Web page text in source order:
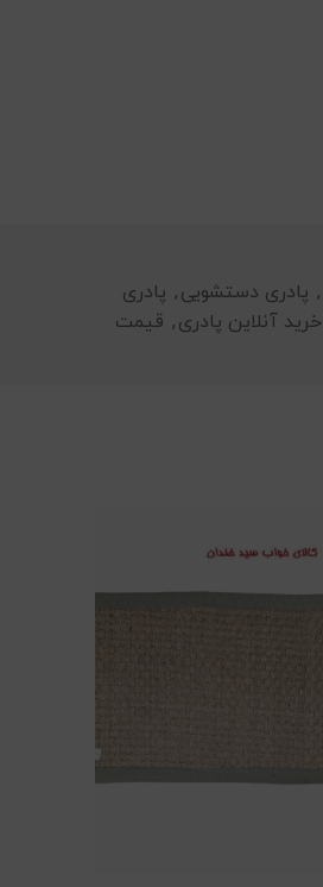
, پادری دستشویی, پادری
خرید آنلاین پادری, قیمت